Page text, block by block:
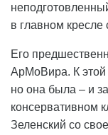
в главном кресле
Его
АрМоВира. К этой
но она была – и
консервативном
Зеленский со